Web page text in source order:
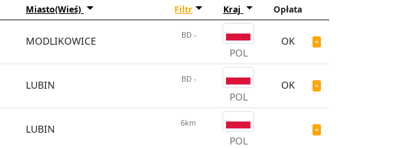
Miasto(Wieś) Filtr Kraj Opłata
MODLIKOWICE BD -
POL
OK
LUBIN BD -
POL
OK
LUBIN 6km
POL